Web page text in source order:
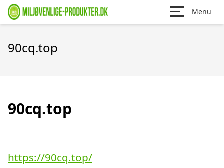
Menu
90cq.top
90cq.top
https://90cq.top/